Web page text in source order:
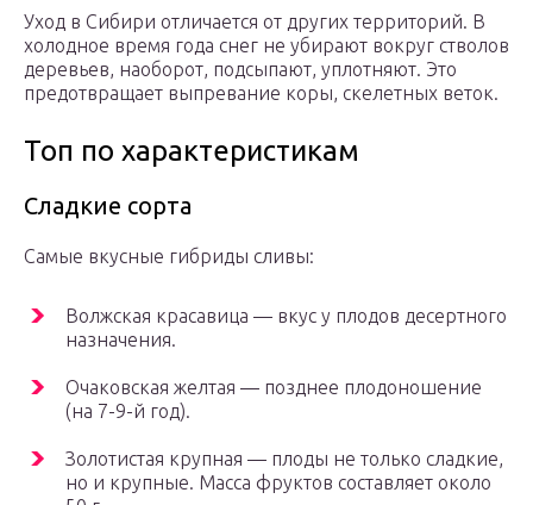
Уход в Сибири отличается от других территорий. В
холодное время года снег не убирают вокруг стволов
деревьев, наоборот, подсыпают, уплотняют. Это
предотвращает выпревание коры, скелетных веток.
Топ по характеристикам
Сладкие сорта
Самые вкусные гибриды сливы:
Волжская красавица — вкус у плодов десертного
назначения.
Очаковская желтая — позднее плодоношение
(на 7-9-й год).
Золотистая крупная — плоды не только сладкие,
но и крупные. Масса фруктов составляет около